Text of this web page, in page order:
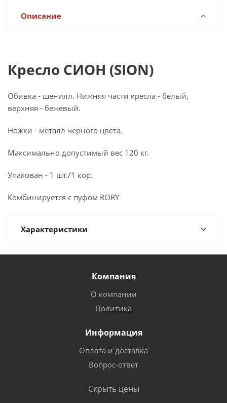
Описание
Кресло СИОН (SION)
Обивка - шенилл. Нижняя части кресла - белый,
верхняя - бежевый.
Ножки - металл черного цвета.
Максимально допустимый вес 120 кг.
Упакован - 1 шт./1 кор.
Комбинируется с пуфом RORY
Характеристики
Компания
О компании
Политика
Информация
Оплата и доставка
Вопрос-ответ
Скрыть цены